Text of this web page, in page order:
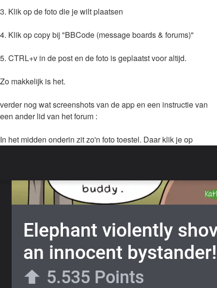
3. Klik op de foto die je wilt plaatsen
4. Klik op copy bij "BBCode (message boards & forums)"
5. CTRL+v in de post en de foto is geplaatst voor altijd.
Zo makkelijk is het.
verder nog wat screenshots van de app en een instructie van
een ander lid van het forum :
In het midden onderin zit zo'n foto toestel. Daar klik je op